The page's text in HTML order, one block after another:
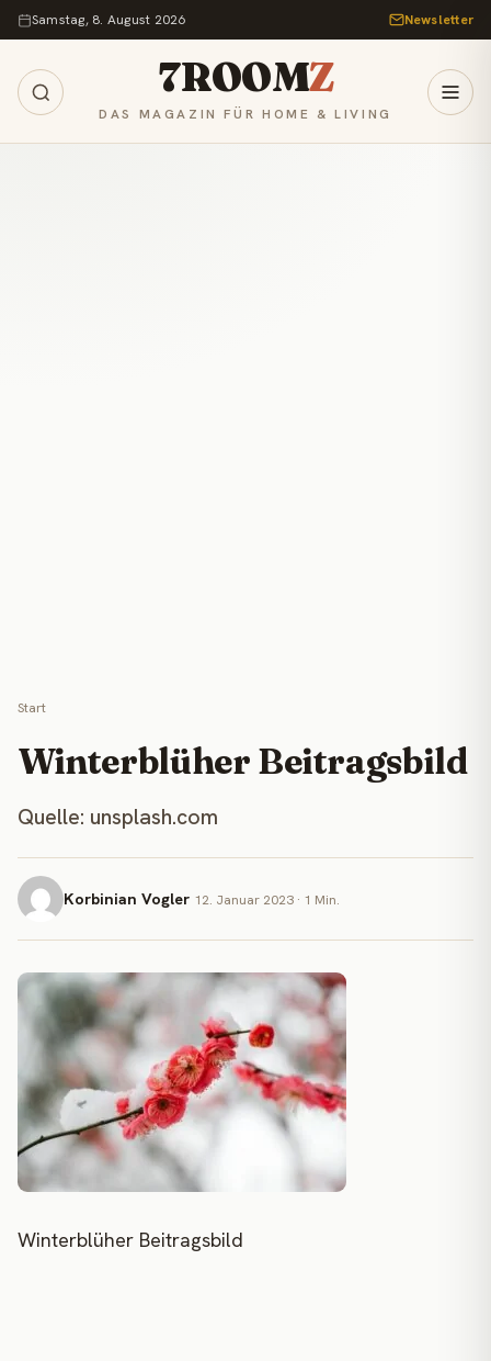
Zum Inhalt springen
Samstag, 8. August 2026 Newsletter
7ROOMZ
DAS MAGAZIN FÜR HOME & LIVING
Start
Winterblüher Beitragsbild
Quelle: unsplash.com
Korbinian Vogler 12. Januar 2023 · 1 Min.
Winterblüher Beitragsbild